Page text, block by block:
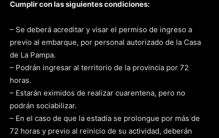
Cumplir con las siguientes condiciones:
– Se deberá acreditar y visar el permiso de ingreso a
previo al embarque, por personal autorizado de la Casa
de La Pampa.
– Podrán ingresar al territorio de la provincia por 72
horas.
– Estarán eximidos de realizar cuarentena, pero no
podrán sociabilizar.
– En el caso de que la estadía se prolongue por más de
72 horas y previo al reinicio de su actividad, deberán